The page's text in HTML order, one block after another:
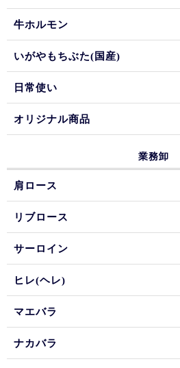
牛ホルモン
いがやもちぶた(国産)
日常使い
オリジナル商品
業務卸
肩ロース
リブロース
サーロイン
ヒレ(ヘレ)
マエバラ
ナカバラ